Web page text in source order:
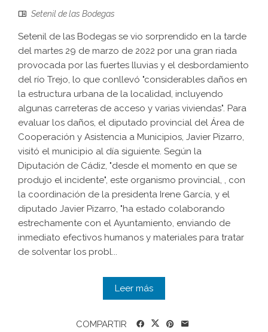
Setenil de las Bodegas
Setenil de las Bodegas se vio sorprendido en la tarde
del martes 29 de marzo de 2022 por una gran riada
provocada por las fuertes lluvias y el desbordamiento
del río Trejo, lo que conllevó "considerables daños en
la estructura urbana de la localidad, incluyendo
algunas carreteras de acceso y varias viviendas". Para
evaluar los daños, el diputado provincial del Área de
Cooperación y Asistencia a Municipios, Javier Pizarro,
visitó el municipio al día siguiente. Según la
Diputación de Cádiz, "desde el momento en que se
produjo el incidente", este organismo provincial, , con
la coordinación de la presidenta Irene García, y el
diputado Javier Pizarro, "ha estado colaborando
estrechamente con el Ayuntamiento, enviando de
inmediato efectivos humanos y materiales para tratar
de solventar los probl...
Leer más
COMPARTIR